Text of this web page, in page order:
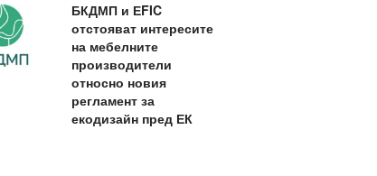
БКДМП и ЕFIC
отстояват интересите
на мебелните
производители
относно новия
регламент за
екодизайн пред ЕК